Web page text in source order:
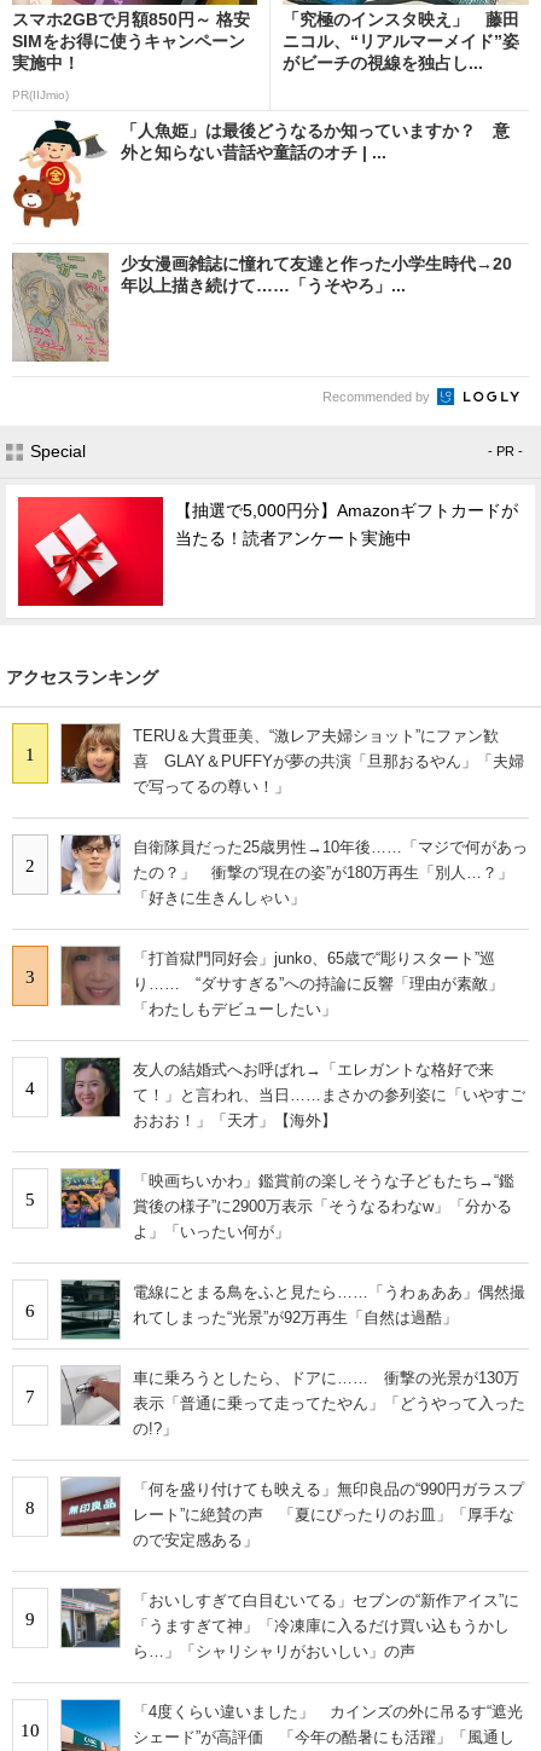
スマホ2GBで月額850円～ 格安
SIMをお得に使うキャンペーン
実施中！
PR(IIJmio)
「究極のインスタ映え」 藤田
ニコル、“リアルマーメイド”姿
がビーチの視線を独占し...
「人魚姫」は最後どうなるか知っていますか？ 意
外と知らない昔話や童話のオチ | ...
少女漫画雑誌に憧れて友達と作った小学生時代→20
年以上描き続けて……「うそやろ」...
Recommended by
Special - PR -
【抽選で5,000円分】Amazonギフトカードが
当たる！読者アンケート実施中
アクセスランキング
1
TERU＆大貫亜美、“激レア夫婦ショット”にファン歓
喜 GLAY＆PUFFYが夢の共演「旦那おるやん」「夫婦
で写ってるの尊い！」
2
自衛隊員だった25歳男性→10年後……「マジで何があっ
たの？」 衝撃の“現在の姿”が180万再生「別人…？」
「好きに生きんしゃい」
3
「打首獄門同好会」junko、65歳で“彫りスタート”巡
り…… “ダサすぎる”への持論に反響「理由が素敵」
「わたしもデビューしたい」
4
友人の結婚式へお呼ばれ→「エレガントな格好で来
て！」と言われ、当日……まさかの参列姿に「いやすご
おおお！」「天才」【海外】
5
「映画ちいかわ」鑑賞前の楽しそうな子どもたち→“鑑
賞後の様子”に2900万表示「そうなるわなw」「分かる
よ」「いったい何が」
6
電線にとまる鳥をふと見たら……「うわぁああ」偶然撮
れてしまった“光景”が92万再生「自然は過酷」
7
車に乗ろうとしたら、ドアに…… 衝撃の光景が130万
表示「普通に乗って走ってたやん」「どうやって入った
の!?」
8
「何を盛り付けても映える」無印良品の“990円ガラスプ
レート”に絶賛の声 「夏にぴったりのお皿」「厚手な
ので安定感ある」
9
「おいしすぎて白目むいてる」セブンの“新作アイス”に
「うますぎて神」「冷凍庫に入るだけ買い込もうかし
ら…」「シャリシャリがおいしい」の声
10
「4度くらい違いました」 カインズの外に吊るす“遮光
シェード”が高評価 「今年の酷暑にも活躍」「風通し